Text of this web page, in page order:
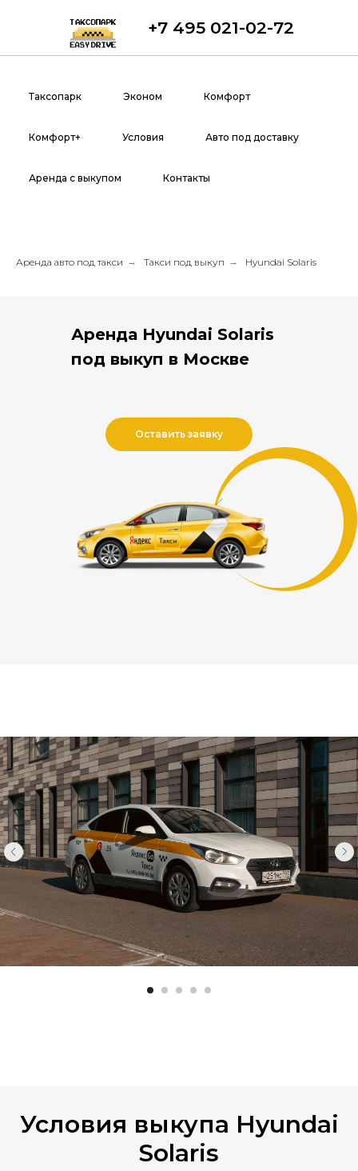
+7 495 021-02-72
Таксопарк Эконом Комфорт
Комфорт+ Условия Авто под доставку
Аренда с выкупом Контакты
Аренда авто под такси → Такси под выкуп → Hyundai Solaris
Оставить заявку
Аренда Hyundai Solaris
под выкуп в Москве
Условия выкупа Hyundai
Solaris